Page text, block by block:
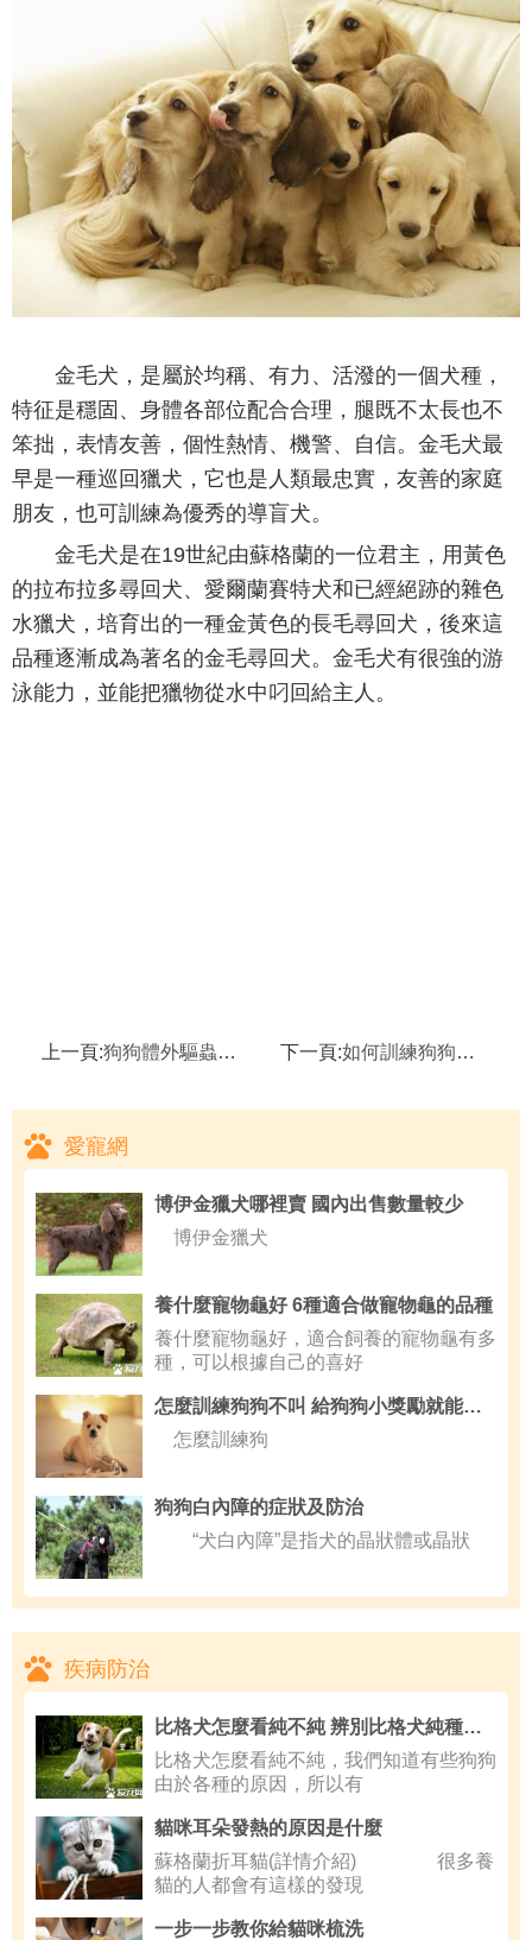
金毛犬，是屬於均稱、有力、活潑的一個犬種，
特征是穩固、身體各部位配合合理，腿既不太長也不
笨拙，表情友善，個性熱情、機警、自信。金毛犬最
早是一種巡回獵犬，它也是人類最忠實，友善的家庭
朋友，也可訓練為優秀的導盲犬。
金毛犬是在19世紀由蘇格蘭的一位君主，用黃色
的拉布拉多尋回犬、愛爾蘭賽特犬和已經絕跡的雜色
水獵犬，培育出的一種金黃色的長毛尋回犬，後來這
品種逐漸成為著名的金毛尋回犬。金毛犬有很強的游
泳能力，並能把獵物從水中叼回給主人。
上一頁:狗狗體外驅蟲藥哪種好,狗狗誤舔驅蟲藥怎麼辦 下一頁:如何訓練狗狗謝謝,如何判斷狗狗發燒以及治療方法
愛寵網
博伊金獵犬哪裡賣 國內出售數量較少
博伊金獵犬
養什麼寵物龜好 6種適合做寵物龜的品種
養什麼寵物龜好，適合飼養的寵物龜有多
種，可以根據自己的喜好
怎麼訓練狗狗不叫 給狗狗小獎勵就能實現
怎麼訓練狗
狗狗白內障的症狀及防治
“犬白內障”是指犬的晶狀體或晶狀
疾病防治
比格犬怎麼看純不純 辨別比格犬純種技巧
比格犬怎麼看純不純，我們知道有些狗狗
由於各種的原因，所以有
貓咪耳朵發熱的原因是什麼
蘇格蘭折耳貓(詳情介紹) 很多養
貓的人都會有這樣的發現
一步一步教你給貓咪梳洗